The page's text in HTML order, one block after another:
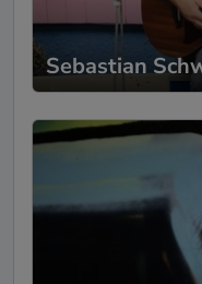
ein
Mensch.
Max
Thomas
his
musical. I
him.
Sebastian